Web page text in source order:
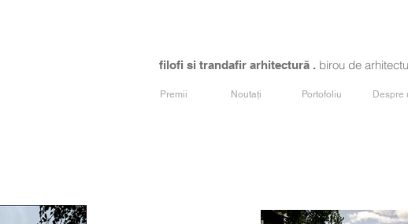
filofi si trandafir arhitectură . birou de
Premii Noutați Portofoliu Despre